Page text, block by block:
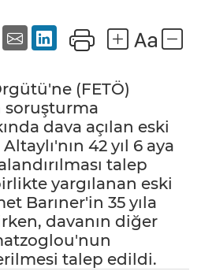
(FETÖ)
dava açılan eski
42 yıl 6 aya
talep
yargılanan eski
Barıner'in 35 yıla
davanın diğer
talep edildi.